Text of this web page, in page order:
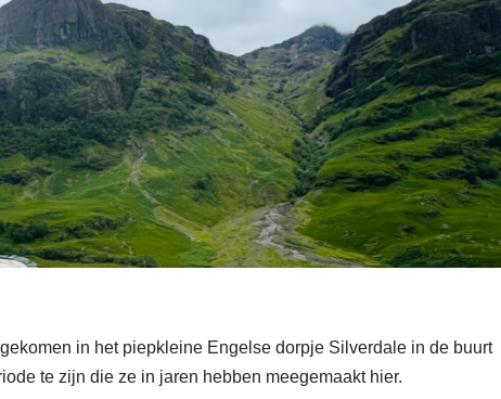
in het piepkleine Engelse dorpje Silverdale in de buurt
te zijn die ze in jaren hebben meegemaakt hier.